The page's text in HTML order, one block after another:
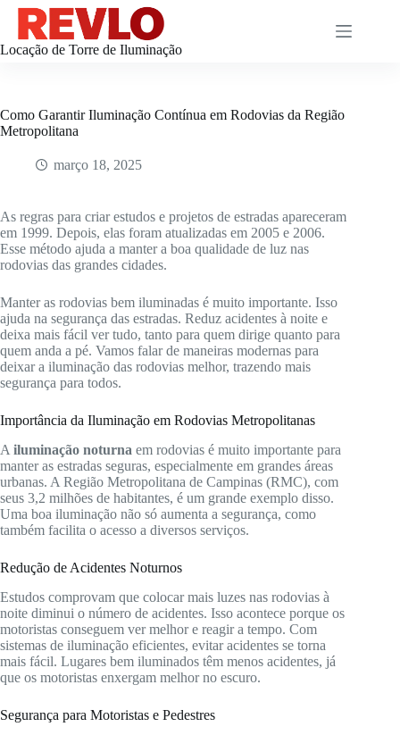
Pular
conteúdo
Locação de Torre de Iluminação
Como Garantir Iluminação Contínua em Rodovias da Região
Metropolitana
março 18, 2025
As regras para criar estudos e projetos de estradas apareceram
em 1999. Depois, elas foram atualizadas em 2005 e 2006.
Esse método ajuda a manter a boa qualidade de luz nas
rodovias das grandes cidades.
Manter as rodovias bem iluminadas é muito importante. Isso
ajuda na segurança das estradas. Reduz acidentes à noite e
deixa mais fácil ver tudo, tanto para quem dirige quanto para
quem anda a pé. Vamos falar de maneiras modernas para
deixar a iluminação das rodovias melhor, trazendo mais
segurança para todos.
Importância da Iluminação em Rodovias Metropolitanas
A iluminação noturna em rodovias é muito importante para
manter as estradas seguras, especialmente em grandes áreas
urbanas. A Região Metropolitana de Campinas (RMC), com
seus 3,2 milhões de habitantes, é um grande exemplo disso.
Uma boa iluminação não só aumenta a segurança, como
também facilita o acesso a diversos serviços.
Redução de Acidentes Noturnos
Estudos comprovam que colocar mais luzes nas rodovias à
noite diminui o número de acidentes. Isso acontece porque os
motoristas conseguem ver melhor e reagir a tempo. Com
sistemas de iluminação eficientes, evitar acidentes se torna
mais fácil. Lugares bem iluminados têm menos acidentes, já
que os motoristas enxergam melhor no escuro.
Segurança para Motoristas e Pedestres